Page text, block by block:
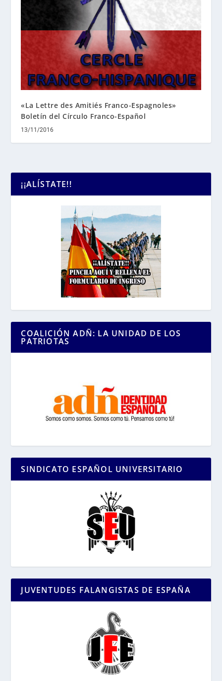
«La Lettre des Amitiés Franco-Espagnoles»
Boletín del Círculo Franco-Español
13/11/2016
¡¡ALÍSTATE!!
COALICIÓN ADÑ: LA UNIDAD DE LOS
PATRIOTAS
SINDICATO ESPAÑOL UNIVERSITARIO
JUVENTUDES FALANGISTAS DE ESPAÑA